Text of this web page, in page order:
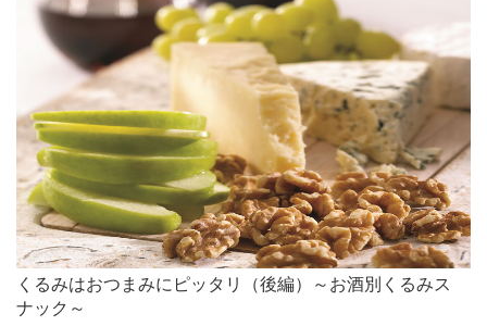
くるみはおつまみにピッタリ（後編）～お酒別くるみス
ナック～